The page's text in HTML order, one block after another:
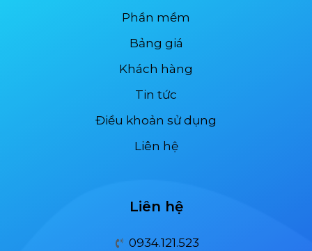
Phần mềm
Bảng giá
Khách hàng
Tin tức
Điều khoản sử dụng
Liên hệ
Liên hệ
0934.121.523